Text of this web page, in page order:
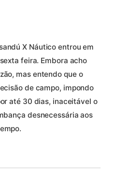
X Náutico entrou em
feira. Embora acho
mas entendo que o
de campo, impondo
até 30 dias, inaceitável o
desnecessária aos